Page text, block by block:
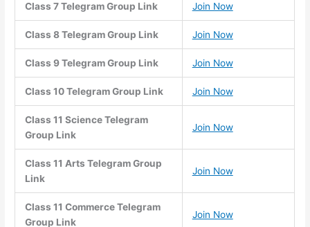
Class 7 Telegram Group Link Join Now
Class 8 Telegram Group Link Join Now
Class 9 Telegram Group Link Join Now
Class 10 Telegram Group Link Join Now
Class 11 Science Telegram
Group Link
Join Now
Class 11 Arts Telegram Group
Link
Join Now
Class 11 Commerce Telegram
Group Link
Join Now